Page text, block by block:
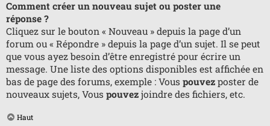
Comment créer un nouveau sujet ou poster une
réponse ?
Cliquez sur le bouton « Nouveau » depuis la page d’un
forum ou « Répondre » depuis la page d’un sujet. Il se peut
que vous ayez besoin d’être enregistré pour écrire un
message. Une liste des options disponibles est affichée en
bas de page des forums, exemple : Vous pouvez poster de
nouveaux sujets, Vous pouvez joindre des fichiers, etc.
Haut